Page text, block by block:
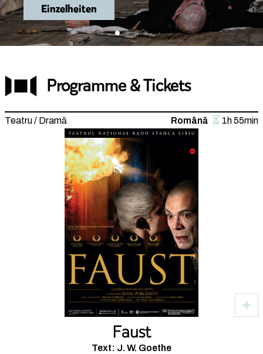
Einzelheiten
Programme & Tickets
Teatru / Dramă Română 1h 55min
Faust
Text: J. W. Goethe